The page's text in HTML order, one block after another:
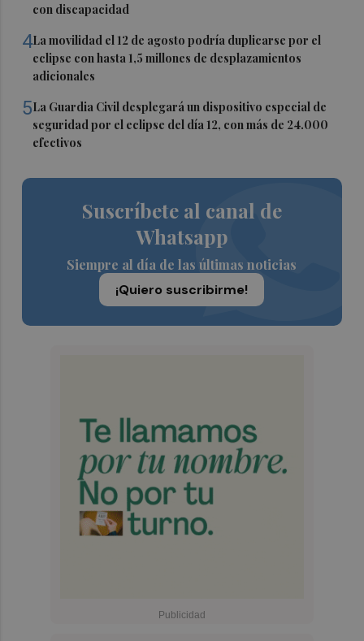
con discapacidad
4La movilidad el 12 de agosto podría duplicarse por el
eclipse con hasta 1,5 millones de desplazamientos
adicionales
5La Guardia Civil desplegará un dispositivo especial de
seguridad por el eclipse del día 12, con más de 24.000
efectivos
Suscríbete al canal de
Whatsapp
Siempre al día de las últimas noticias
¡Quiero suscribirme!